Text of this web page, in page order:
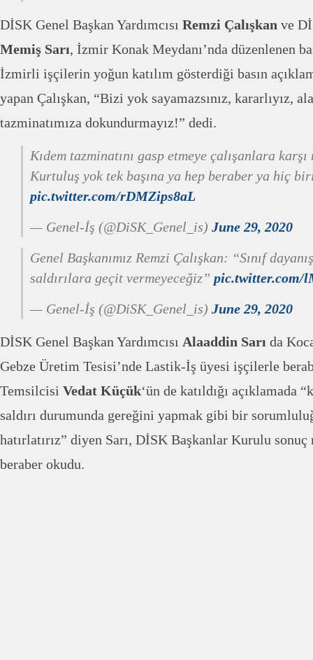
DİSK Genel Başkan Yardımcısı Remzi Çalışkan ve
Memiş Sarı, İzmir Konak Meydanı’nda düzenlenen
İzmirli işçilerin yoğun katılım gösterdiği basın
yapan Çalışkan, “Bizi yok sayamazsınız, kararlıyız,
tazminatımıza dokundurmayız!” dedi.
Kıdem tazminatını gasp etmeye çalışanlara
Kurtuluş yok tek başına ya hep beraber ya hiç
pic.twitter.com/rDMZips8aL
— Genel-İş (@DiSK_Genel_is) June 29, 2020
Genel Başkanımız Remzi Çalışkan: “Sınıf
saldırılara geçit vermeyeceğiz” pic.twitter.com/
— Genel-İş (@DiSK_Genel_is) June 29, 2020
DİSK Genel Başkan Yardımcısı Alaaddin Sarı da
Gebze Üretim Tesisi’nde Lastik-İş üyesi işçilerle
Temsilcisi Vedat Küçük‘ün de katıldığı açıklamada
saldırı durumunda gereğini yapmak gibi bir
hatırlatırız” diyen Sarı, DİSK Başkanlar Kurulu
beraber okudu.